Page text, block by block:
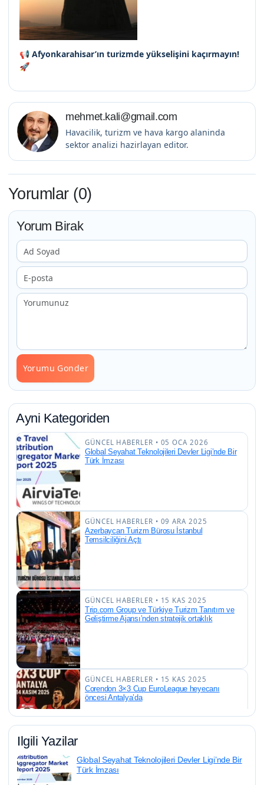
📢 Afyonkarahisar’ın turizmde yükselişini kaçırmayın!
🚀
mehmet.kali@gmail.com
Havacilik, turizm ve hava kargo alaninda
sektor analizi hazirlayan editor.
Yorumlar (0)
Yorum Birak
Yorumu Gonder
Ayni Kategoriden
GÜNCEL HABERLER • 05 OCA 2026
Global Seyahat Teknolojileri Devler Ligi’nde Bir
Türk İmzası
GÜNCEL HABERLER • 09 ARA 2025
Azerbaycan Turizm Bürosu İstanbul
Temsilciliğini Açtı
GÜNCEL HABERLER • 15 KAS 2025
Trip.com Group ve Türkiye Turizm Tanıtım ve
Geliştirme Ajansı’nden stratejik ortaklık
GÜNCEL HABERLER • 15 KAS 2025
Corendon 3×3 Cup EuroLeague heyecanı
öncesi Antalya’da
GÜNCEL HABERLER • 15 KAS 2025
Türkiye, Turizmde Yeni Bir REKOR Kırıyor: 50
Milyon Ziyaretçi, 2 Milyon Kruvaziyer Yolcusu!
Ilgili Yazilar
Global Seyahat Teknolojileri Devler Ligi’nde Bir
Türk İmzası